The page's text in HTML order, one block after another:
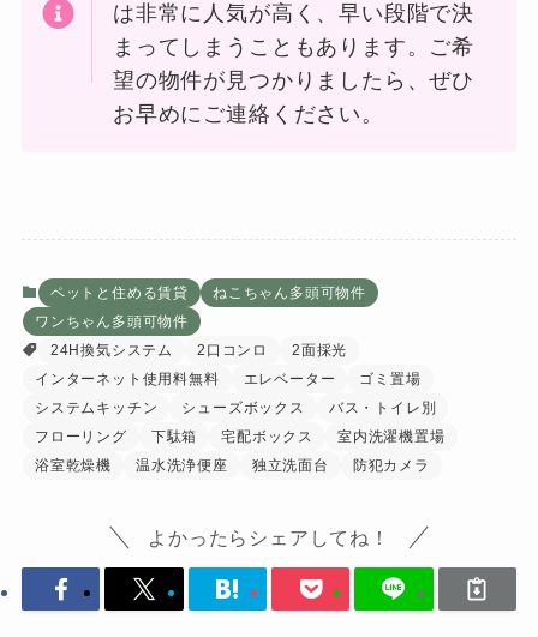
は非常に人気が高く、早い段階で決
まってしまうこともあります。ご希
望の物件が見つかりましたら、ぜひ
お早めにご連絡ください。
ペットと住める賃貸
ねこちゃん多頭可物件
ワンちゃん多頭可物件
24H換気システム
2口コンロ
2面採光
インターネット使用料無料
エレベーター
ゴミ置場
システムキッチン
シューズボックス
バス・トイレ別
フローリング
下駄箱 宅配ボックス
室内洗濯機置場
浴室乾燥機
温水洗浄便座 独立洗面台 防犯カメラ
よかったらシェアしてね！